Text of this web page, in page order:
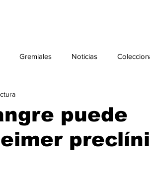
Gremiales Noticias
especial
y Tecnología especial Coleccionable
puede